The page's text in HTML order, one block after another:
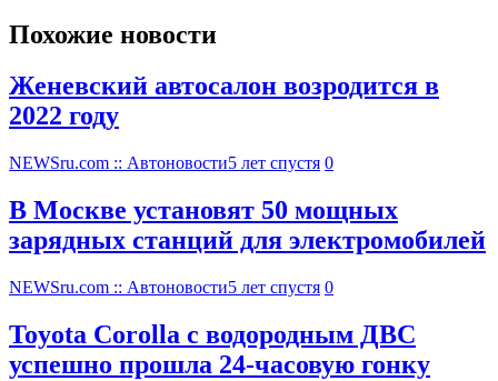
Похожие новости
Женевский автосалон возродится в
2022 году
NEWSru.com :: Автоновости5 лет спустя 0
В Москве установят 50 мощных
зарядных станций для электромобилей
NEWSru.com :: Автоновости5 лет спустя 0
Toyota Corolla с водородным ДВС
успешно прошла 24-часовую гонку